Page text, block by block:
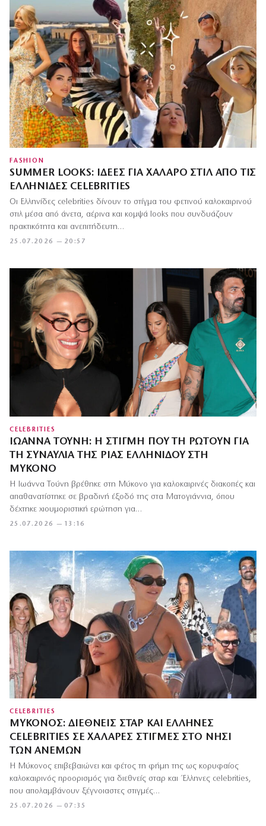
FASHION
SUMMER LOOKS: ΙΔΈΕΣ ΓΙΑ ΧΑΛΑΡΌ ΣΤΙΛ ΑΠΌ ΤΙΣ
ΕΛΛΗΝΊΔΕΣ CELEBRITIES
25.07.2026 — 20:57
Οι Ελληνίδες celebrities δίνουν το στίγμα του φετινού καλοκαιρινού
στιλ μέσα από άνετα, αέρινα και κομψά looks που συνδυάζουν
πρακτικότητα και ανεπιτήδευτη…
CELEBRITIES
ΙΩΆΝΝΑ ΤΟΎΝΗ: Η ΣΤΙΓΜΉ ΠΟΥ ΤΗ ΡΩΤΟΎΝ ΓΙΑ
ΤΗ ΣΥΝΑΥΛΊΑ ΤΗΣ ΡΊΑΣ ΕΛΛΗΝΊΔΟΥ ΣΤΗ
ΜΎΚΟΝΟ
25.07.2026 — 13:16
Η Ιωάννα Τούνη βρέθηκε στη Μύκονο για καλοκαιρινές διακοπές και
απαθανατίστηκε σε βραδινή έξοδό της στα Ματογιάννια, όπου
δέχτηκε χιουμοριστική ερώτηση για…
CELEBRITIES
ΜΎΚΟΝΟΣ: ΔΙΕΘΝΕΊΣ ΣΤΑΡ ΚΑΙ ΈΛΛΗΝΕΣ
CELEBRITIES ΣΕ ΧΑΛΑΡΈΣ ΣΤΙΓΜΈΣ ΣΤΟ ΝΗΣΊ
ΤΩΝ ΑΝΈΜΩΝ
25.07.2026 — 07:35
Η Μύκονος επιβεβαιώνει και φέτος τη φήμη της ως κορυφαίος
καλοκαιρινός προορισμός για διεθνείς σταρ και Έλληνες celebrities,
που απολαμβάνουν ξέγνοιαστες στιγμές…